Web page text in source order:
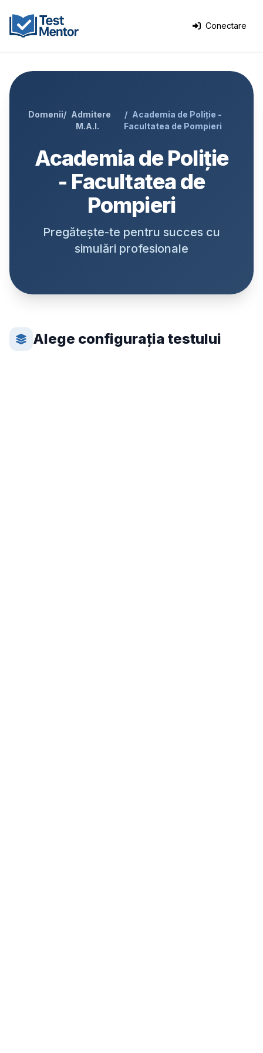
Conectare
Domenii
Admitere
M.A.I.
Academia de Poliție -
Facultatea de Pompieri
Academia de Poliție
- Facultatea de
Pompieri
Pregătește-te pentru succes cu
simulări profesionale
Alege configurația testului